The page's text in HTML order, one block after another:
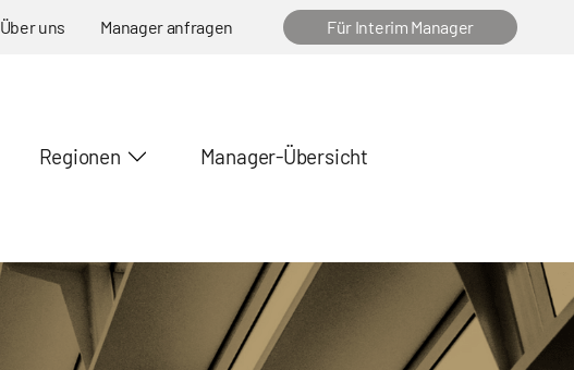
Über uns Manager anfragen Für Interim Manager
Regionen Manager-Übersicht